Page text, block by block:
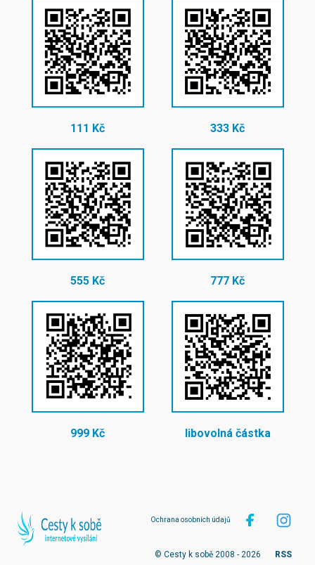
111 Kč 333 Kč
555 Kč 777 Kč
999 Kč libovolná částka
Ochrana osobních údajů
© Cesty k sobě 2008 - 2026 RSS